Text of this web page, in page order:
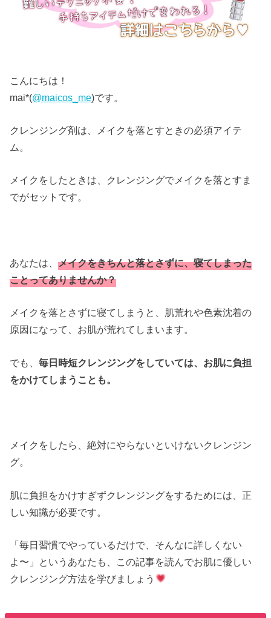
こんにちは！
mai*(@maicos_me)です。
クレンジング剤は、メイクを落とすときの必須アイテ
ム。
メイクをしたときは、クレンジングでメイクを落とすま
でがセットです。
あなたは、メイクをきちんと落とさずに、寝てしまった
ことってありませんか？
メイクを落とさずに寝てしまうと、肌荒れや色素沈着の
原因になって、お肌が荒れてしまいます。
でも、毎日時短クレンジングをしていては、お肌に負担
をかけてしまうことも。
メイクをしたら、絶対にやらないといけないクレンジン
グ。
肌に負担をかけすぎずクレンジングをするためには、正
しい知識が必要です。
「毎日習慣でやっているだけで、そんなに詳しくない
よ〜」というあなたも、この記事を読んでお肌に優しい
クレンジング方法を学びましょう